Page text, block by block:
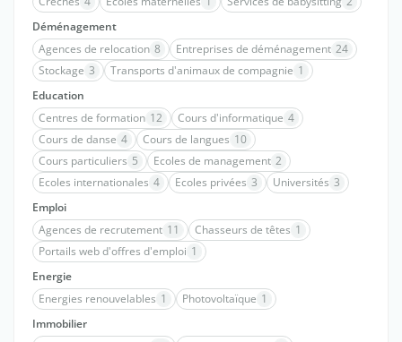
Déménagement
Agences de relocation 8 Entreprises de déménagement 24
Stockage 3 Transports d'animaux de compagnie 1
Education
Centres de formation 12 Cours d'informatique 4
Cours de danse 4 Cours de langues 10
Cours particuliers 5 Ecoles de management 2
Ecoles internationales 4 Ecoles privées 3 Universités 3
Emploi
Agences de recrutement 11 Chasseurs de têtes 1
Portails web d'offres d'emploi 1
Energie
Energies renouvelables 1 Photovoltaïque 1
Immobilier